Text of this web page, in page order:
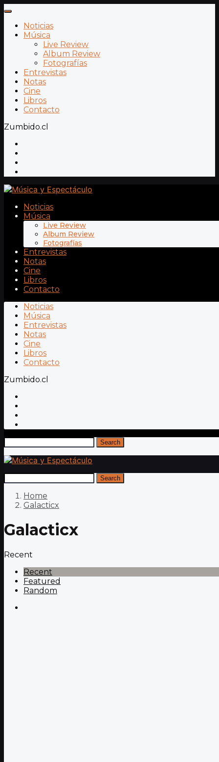
Noticias
Música
Live Review
Album Review
Fotografías
Entrevistas
Notas
Cine
Libros
Contacto
Zumbido.cl
Noticias
Música
Live Review
Album Review
Fotografías
Entrevistas
Notas
Cine
Libros
Contacto
Noticias
Música
Entrevistas
Notas
Cine
Libros
Contacto
Zumbido.cl
Search
Search
Home
Galacticx
Galacticx
Recent
Recent
Featured
Random